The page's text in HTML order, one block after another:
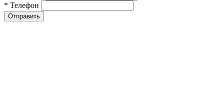
* Телефон
Отправить